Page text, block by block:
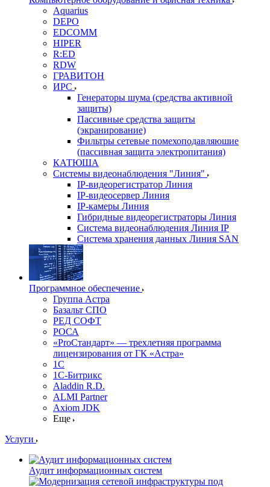
Aquarius
DEPO
EDCOMM
HIPER
R:ED
RDW
ГРАВИТОН
ИРС
Генераторы шума (средства активной
защиты)
Пассивные средства защиты
(экранирование)
Фильтры сетевые помехоподавляюшие
(пассивная защита электропитания)
КАТЮША
Системы видеонаблюдения "Линия"
IP-видеорегистратор Линия
IP-видеосервер Линия
IP-камеры Линия
Гибридные видеорегистраторы Линия
Система видеонаблюдения Линия IP
Система хранения данных Линия SAN
Программное обеспечение
Группа Астра
Базальт СПО
РЕД СОФТ
РОСА
«ProСтандарт» — трехлетняя программа
лицензирования от ГК «Астра»
1С
1С-Битрикc
Aladdin R.D.
ALMI Partner
Axiom JDK
Еще
Услуги
Аудит информационных систем